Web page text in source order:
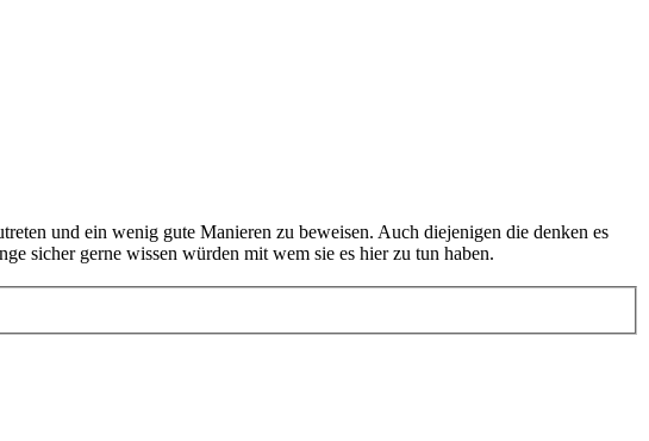
und ein wenig gute Manieren zu beweisen. Auch diejenigen die denken es
sicher gerne wissen würden mit wem sie es hier zu tun haben.